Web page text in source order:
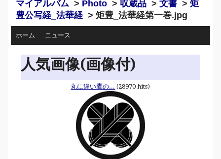
マイアルバム > Photo > 収蔵品 >文書 >矩
豊公写経_法華経 > 矩豊_法華経第一巻.jpg
ホーム ニュース
人気画像(画像付)
丸に違い鷹の... (28970 hits)